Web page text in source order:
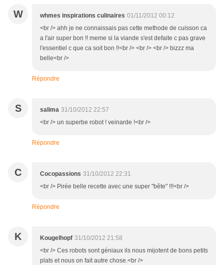
W whmes inspirations culinaires 01/11/2012 00:12
<br /> ahh je ne connaissais pas cette methode de cuisson ca
a l'air super bon !! meme si la viande s'est defaite c pas grave
l'essentiel c que ca soit bon !!<br /> <br /> <br /> bizzz ma
belle<br />
Répondre
S salima 31/10/2012 22:57
<br /> un superbe robot ! veinarde !<br />
Répondre
C Cocopassions 31/10/2012 22:31
<br /> Pirée belle recette avec une super "bête" !!!<br />
Répondre
K Kougelhopf 31/10/2012 21:58
<br /> Ces robots sont géniaux ils nous mijotent de bons petits
plats et nous on fait autre chose.<br />